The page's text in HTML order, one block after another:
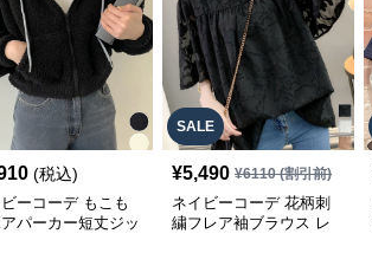
(税込)
ーコーデ もこも
パーカー短丈ジッ
SALE
¥5,490 ¥6110(割引前)
ネイビーコーデ 花柄刺
繍フレア袖ブラウス レ